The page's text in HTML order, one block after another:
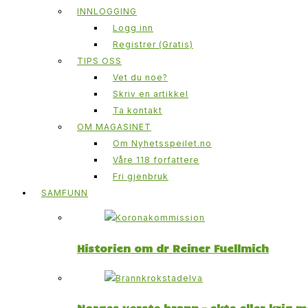
INNLOGGING
Logg inn
Registrer (Gratis)
TIPS OSS
Vet du noe?
Skriv en artikkel
Ta kontakt
OM MAGASINET
Om Nyhetsspeilet.no
Våre 118 forfattere
Fri gjenbruk
SAMFUNN
Historien om dr Reiner Fuellmich